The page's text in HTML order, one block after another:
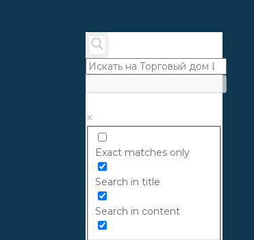
Exact matches only
Search in title
Search in content